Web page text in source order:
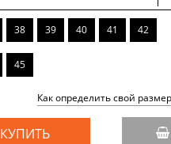
38 39 40 41 42
45
Как определить свой
КУПИТЬ